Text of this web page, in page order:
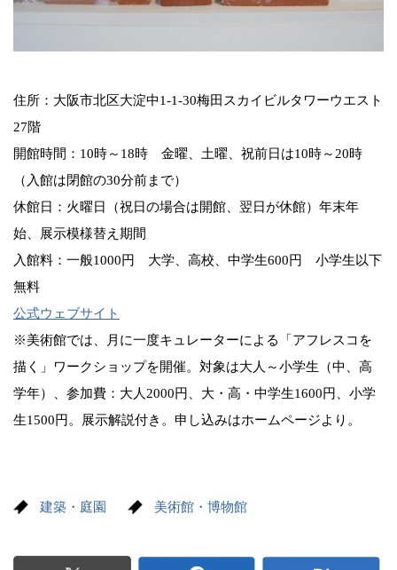
住所：大阪市北区大淀中1-1-30梅田スカイビルタワーウエスト
27階
開館時間：10時～18時 金曜、土曜、祝前日は10時～20時
（入館は閉館の30分前まで）
休館日：火曜日（祝日の場合は開館、翌日が休館）年末年
始、展示模様替え期間
入館料：一般1000円 大学、高校、中学生600円 小学生以下
無料
公式ウェブサイト
※美術館では、月に一度キュレーターによる「アフレスコを
描く」ワークショップを開催。対象は大人～小学生（中、高
学年）、参加費：大人2000円、大・高・中学生1600円、小学
生1500円。展示解説付き。申し込みはホームページより。
建築・庭園 美術館・博物館